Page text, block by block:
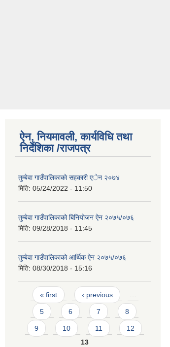
ऐन, नियमावली, कार्यविधि तथा
निर्देशिका /राजपत्र
तुम्बेवा गाउँपालिकाकाे सहकारी एेन २०७४
मिति: 05/24/2022 - 11:50
तुम्बेवा गाउँपालिकाको बिनियोजन ऐन २०७५/०७६
मिति: 09/28/2018 - 11:45
तुम्बेवा गाउँपालिकाको आर्थिक ऐन २०७५/०७६
मिति: 08/30/2018 - 15:16
Pages
« first ‹ previous
5 6 7 8
9 10 11
12
13